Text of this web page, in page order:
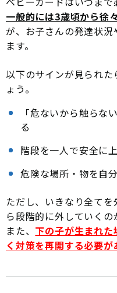
一般的には3歳頃から徐
が、お子さんの発達状況
ます。
以下のサインが見られ
ょう。
「危ないから触らな
る
階段を一人で安全に
危険な場所・物を自
ただし、いきなり全て
ら段階的に外していくの
また、 下の子が生まれ
く対策を再開する必要が